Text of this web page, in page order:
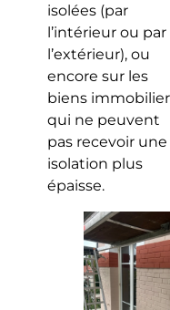
isolées (par
l’intérieur ou par
l’extérieur), ou
encore sur les
biens
qui ne peuvent
pas recevoir une
isolation plus
épaisse.